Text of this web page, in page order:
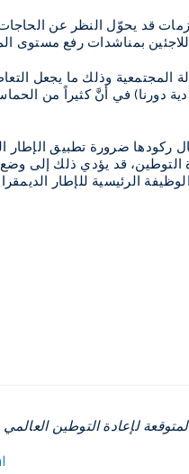
قد يحوّل النظر عن
بمناشدات رفع مستوى
المجتمعية وذلك ما يجعل
دورنا) في أنَّ كثيراً من
ركودها ضرورة تطبيق الإطار
التوطين، قد يؤدي ذلك إلى
الرئيسية للإطار
لإعادة التوطين العالمي 2017